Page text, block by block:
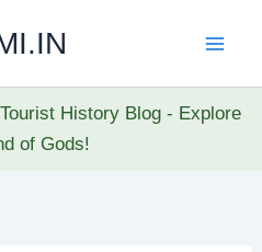
History Blog - Explore
of Gods!